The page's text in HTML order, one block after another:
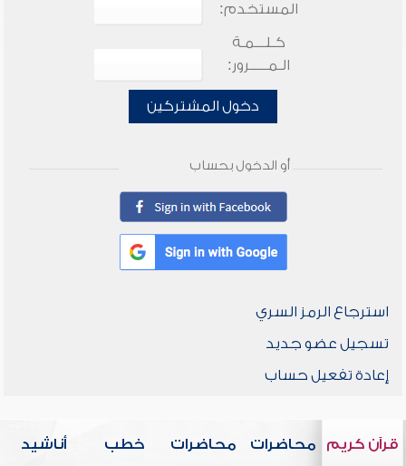
المستخدم:
كـلـــمـة
الـمـــــرور:
دخول المشتركين
أو الدخول بحساب
استرجاع الرمز السري
تسجيل عضو جديد
إعادة تفعيل حساب
قرآن كريم
محاضرات
محاضرات
خطب
أناشيد